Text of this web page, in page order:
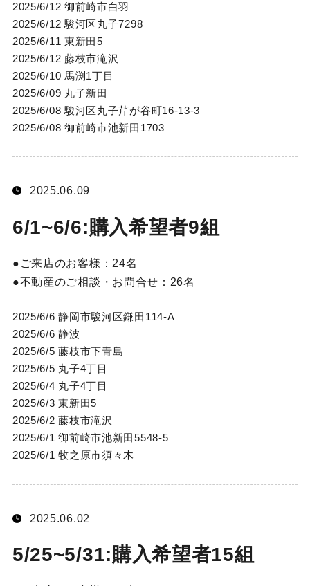
2025/6/12 御前崎市白羽
2025/6/12 駿河区丸子7298
2025/6/11 東新田5
2025/6/12 藤枝市滝沢
2025/6/10 馬渕1丁目
2025/6/09 丸子新田
2025/6/08 駿河区丸子芹が谷町16-13-3
2025/6/08 御前崎市池新田1703
2025.06.09
6/1~6/6:購入希望者9組
ご来店のお客様： 24名
不動産のご相談・お問合せ： 26名
2025/6/6 静岡市駿河区鎌田114-A
2025/6/6 静波
2025/6/5 藤枝市下青島
2025/6/5 丸子4丁目
2025/6/4 丸子4丁目
2025/6/3 東新田5
2025/6/2 藤枝市滝沢
2025/6/1 御前崎市池新田5548-5
2025/6/1 牧之原市須々木
2025.06.02
5/25~5/31:購入希望者15組